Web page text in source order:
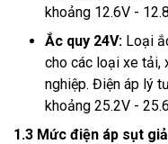
khoảng 12.6V -
Ắc quy 24V: Loại
cho các loại xe tải,
nghiệp. Điện áp lý
khoảng 25.2V -
1.3 Mức điện áp sụt